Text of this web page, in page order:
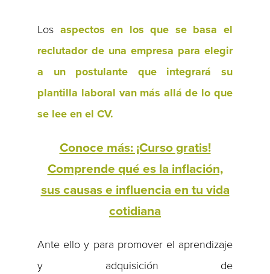
Los aspectos en los que se basa el
reclutador de una empresa para elegir
a un postulante que integrará su
plantilla laboral van más allá de lo que
se lee en el CV.
Conoce más: ¡Curso gratis!
Comprende qué es la inflación,
sus causas e influencia en tu vida
cotidiana
Ante ello y para promover el aprendizaje
y adquisición de